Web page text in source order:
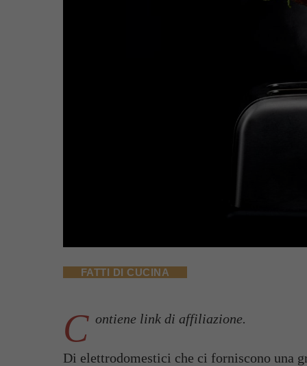
FATTI DI CUCINA
C ontiene link di affiliazione.
Di elettrodomestici che ci forniscono una